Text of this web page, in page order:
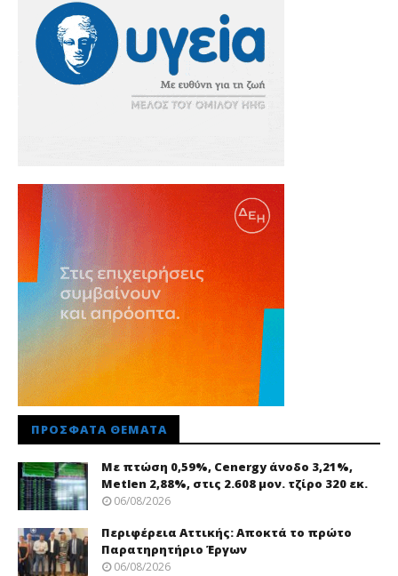
ΠΡΌΣΦΑΤΑ ΘΈΜΑΤΑ
Με πτώση 0,59%, Cenergy άνοδο 3,21%,
Metlen 2,88%, στις 2.608 μον. τζίρο 320 εκ.
06/08/2026
Περιφέρεια Αττικής: Αποκτά το πρώτο
Παρατηρητήριο Έργων
06/08/2026